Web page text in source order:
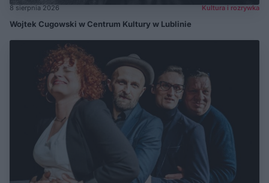
8 sierpnia 2026 Kultura i rozrywka
Wojtek Cugowski w Centrum Kultury w Lublinie